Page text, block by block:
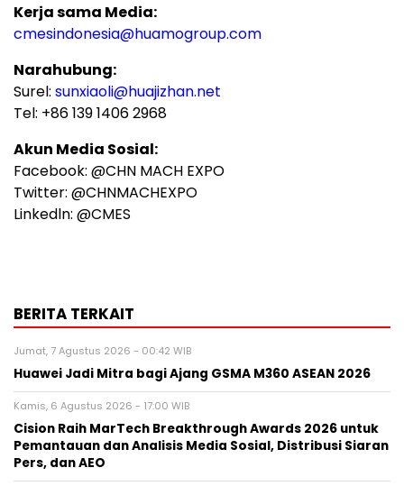
Kerja sama Media:
cmesindonesia@huamogroup.com
Narahubung:
Surel: sunxiaoli@huajizhan.net
Tel: +86 139 1406 2968
Akun Media Sosial:
Facebook: @CHN MACH EXPO
Twitter: @CHNMACHEXPO
Linkedln: @CMES
BERITA TERKAIT
Jumat, 7 Agustus 2026 - 00:42 WIB
Huawei Jadi Mitra bagi Ajang GSMA M360 ASEAN 2026
Kamis, 6 Agustus 2026 - 17:00 WIB
Cision Raih MarTech Breakthrough Awards 2026 untuk
Pemantauan dan Analisis Media Sosial, Distribusi Siaran
Pers, dan AEO